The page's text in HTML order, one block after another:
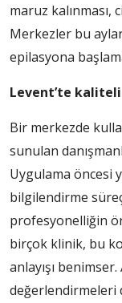
maruz kalınması,
Merkezler bu
epilasyona
Levent’te
Bir merkezde
sunulan
Uygulama öncesi
bilgilendirme
profesyonelliğin
birçok klinik, bu
anlayışı
değerlendirmeleri